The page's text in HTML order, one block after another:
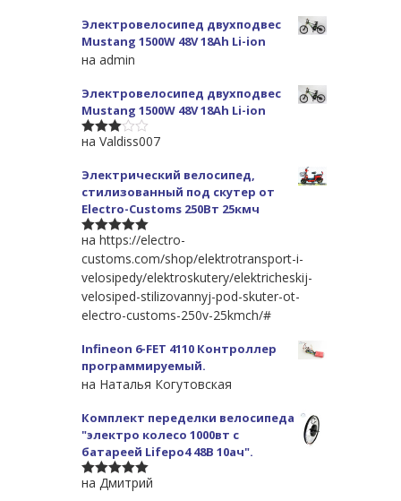
Электровелосипед двухподвес
Mustang 1500W 48V 18Ah Li-ion
на admin
Электровелосипед двухподвес
Mustang 1500W 48V 18Ah Li-ion
3из 5
на Valdiss007
Электрический велосипед,
стилизованный под скутер от
Electro-Customs 250Вт 25кмч
5из 5
на https://electro-
customs.com/shop/elektrotransport-i-
velosipedy/elektroskutery/elektricheskij-
velosiped-stilizovannyj-pod-skuter-ot-
electro-customs-250v-25kmch/#
Infineon 6-FET 4110 Контроллер
программируемый.
на Наталья Когутовская
Комплект переделки велосипеда
"электро колесо 1000вт с
батареей Lifepo4 48В 10ач".
5из 5
на Дмитрий